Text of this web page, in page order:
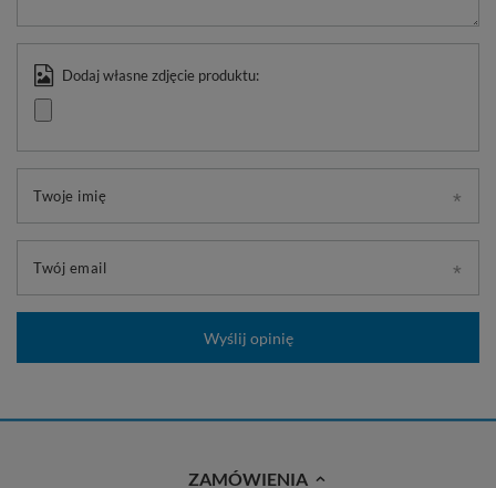
Dodaj własne zdjęcie produktu:
Twoje imię
Twój email
Wyślij opinię
ZAMÓWIENIA